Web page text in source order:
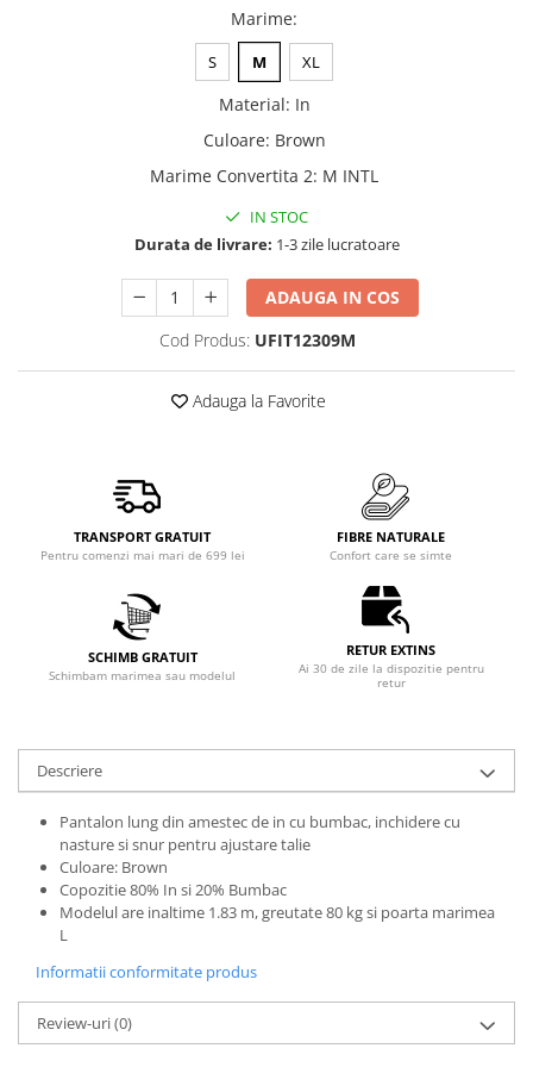
Marime:
S M XL
Material: In
Culoare: Brown
Marime Convertita 2: M INTL
IN STOC
Durata de livrare: 1-3 zile lucratoare
ADAUGA IN COS
Cod Produs: UFIT12309M
Adauga la Favorite
TRANSPORT GRATUIT
Pentru comenzi mai mari de 699 lei
FIBRE NATURALE
Confort care se simte
SCHIMB GRATUIT
Schimbam marimea sau modelul
RETUR EXTINS
Ai 30 de zile la dispozitie pentru
retur
Descriere
Pantalon lung din amestec de in cu bumbac, inchidere cu
nasture si snur pentru ajustare talie
Culoare: Brown
Copozitie 80% In si 20% Bumbac
Modelul are inaltime 1.83 m, greutate 80 kg si poarta marimea
L
Informatii conformitate produs
Review-uri(0)